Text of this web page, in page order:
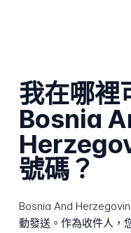
我在哪裡
Bosnia
號碼？
Bosnia And
動發送。作為收件人，